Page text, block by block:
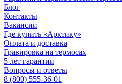
Блог
Контакты
Вакансии
Где купить «Арктику»
Оплата и доставка
Гравировка на термосах
5 лет гарантии
Вопросы и ответы
8 (800) 555-36-01